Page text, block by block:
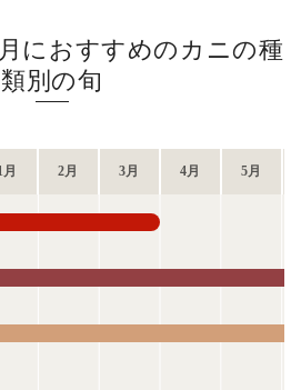
におすすめのカニの種
類別の旬
月 2月 3月 4月 5月